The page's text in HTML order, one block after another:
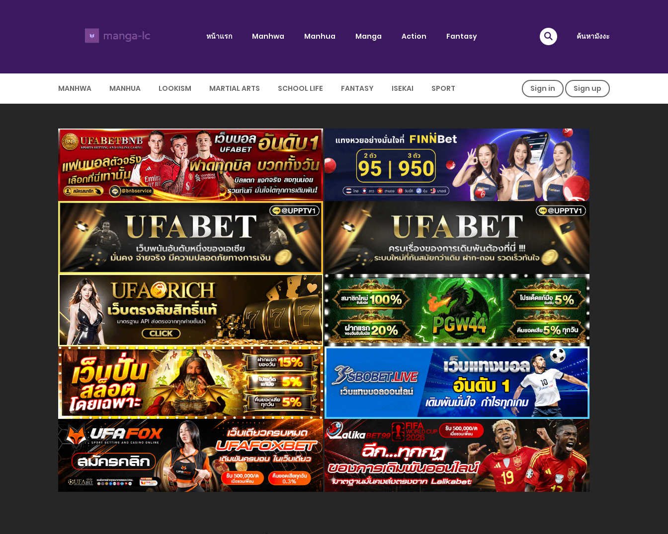
หน้าแรก Manhwa Manhua Manga Action Fantasy ค้นหามังงะ
MANHWA MANHUA LOOKISM MARTIAL ARTS SCHOOL LIFE FANTASY ISEKAI SPORT Sign in Sign up